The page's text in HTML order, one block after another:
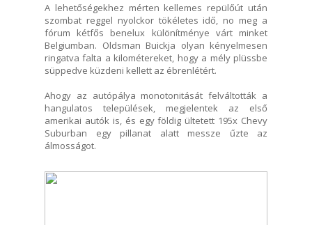
A lehetőségekhez mérten kellemes repülőút után
szombat reggel nyolckor tökéletes idő, no meg a
fórum kétfős benelux különítménye várt minket
Belgiumban. Oldsman Buickja olyan kényelmesen
ringatva falta a kilométereket, hogy a mély plüssbe
süppedve küzdeni kellett az ébrenlétért.
Ahogy az autópálya monotonitását felváltották a
hangulatos települések, megjelentek az első
amerikai autók is, és egy földig ültetett 195x Chevy
Suburban egy pillanat alatt messze űzte az
álmosságot.